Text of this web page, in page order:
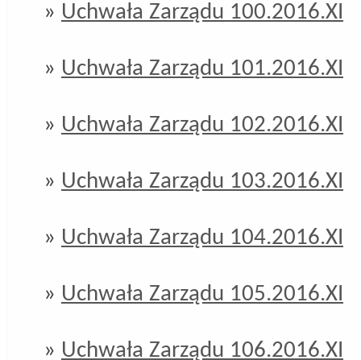
» Uchwała Zarządu 100.2016.XI
» Uchwała Zarządu 101.2016.XI
» Uchwała Zarządu 102.2016.XI
» Uchwała Zarządu 103.2016.XI
» Uchwała Zarządu 104.2016.XI
» Uchwała Zarządu 105.2016.XI
» Uchwała Zarządu 106.2016.XI